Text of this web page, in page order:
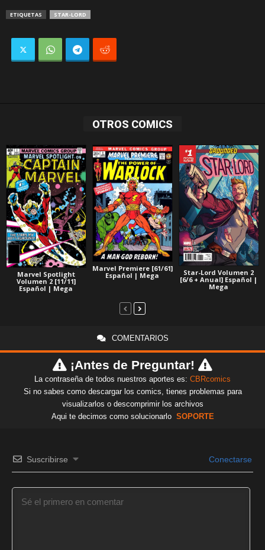
ETIQUETAS STAR-LORD
OTROS COMICS
Marvel Spotlight
Volumen 2 [11/11]
Español | Mega
Marvel Premiere [61/61]
Español | Mega
Star-Lord Volumen 2
[6/6 + Anual] Español |
Mega
COMENTARIOS
¡Antes de Preguntar!
La contraseña de todos nuestros aportes es: CBRcomics
Si no sabes como descargar los comics, tienes problemas para
visualizarlos o descomprimir los archivos
Aqui te decimos como solucionarlo SOPORTE
Suscribirse Conectarse